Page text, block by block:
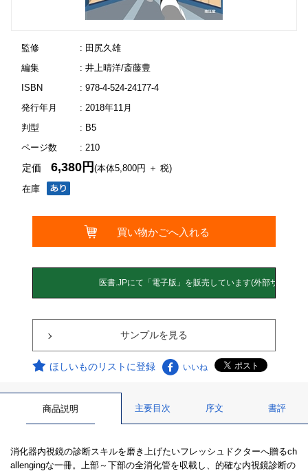
監修
: 田尻久雄
編集
: 井上晴洋/斎藤豊
ISBN
: 978-4-524-24177-4
発行年月
: 2018年11月
判型
: B5
ページ数
: 210
在庫
定価6,380円(本体5,800円 ＋ 税)
サンプルを見る
ほしいものリストに登録 いいね
商品説明 主要目次 序文 書評
消化器内視鏡の診断スキルを磨き上げたいフレッシュドクターへ贈るch
allengingな一冊。上部～下部の全消化管を収載し、的確な内視鏡診断の